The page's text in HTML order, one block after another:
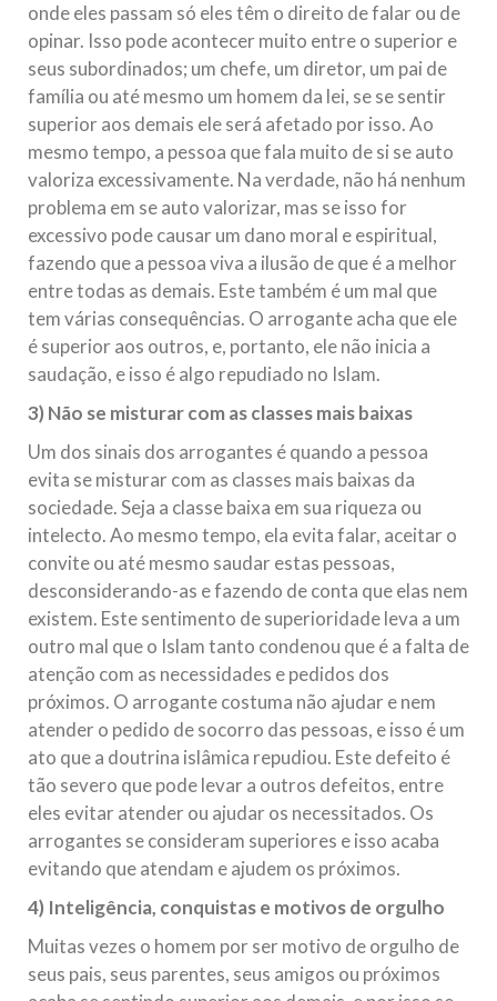
onde eles passam só eles têm o direito de falar ou de
opinar. Isso pode acontecer muito entre o superior e
seus subordinados; um chefe, um diretor, um pai de
família ou até mesmo um homem da lei, se se sentir
superior aos demais ele será afetado por isso. Ao
mesmo tempo, a pessoa que fala muito de si se auto
valoriza excessivamente. Na verdade, não há nenhum
problema em se auto valorizar, mas se isso for
excessivo pode causar um dano moral e espiritual,
fazendo que a pessoa viva a ilusão de que é a melhor
entre todas as demais. Este também é um mal que
tem várias consequências. O arrogante acha que ele
é superior aos outros, e, portanto, ele não inicia a
saudação, e isso é algo repudiado no Islam.
3) Não se misturar com as classes mais baixas
Um dos sinais dos arrogantes é quando a pessoa
evita se misturar com as classes mais baixas da
sociedade. Seja a classe baixa em sua riqueza ou
intelecto. Ao mesmo tempo, ela evita falar, aceitar o
convite ou até mesmo saudar estas pessoas,
desconsiderando-as e fazendo de conta que elas nem
existem. Este sentimento de superioridade leva a um
outro mal que o Islam tanto condenou que é a falta de
atenção com as necessidades e pedidos dos
próximos. O arrogante costuma não ajudar e nem
atender o pedido de socorro das pessoas, e isso é um
ato que a doutrina islâmica repudiou. Este defeito é
tão severo que pode levar a outros defeitos, entre
eles evitar atender ou ajudar os necessitados. Os
arrogantes se consideram superiores e isso acaba
evitando que atendam e ajudem os próximos.
4) Inteligência, conquistas e motivos de orgulho
Muitas vezes o homem por ser motivo de orgulho de
seus pais, seus parentes, seus amigos ou próximos